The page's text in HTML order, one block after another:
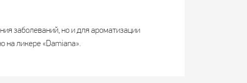
заболеваний, но и для ароматизации
на ликере «Damiana».